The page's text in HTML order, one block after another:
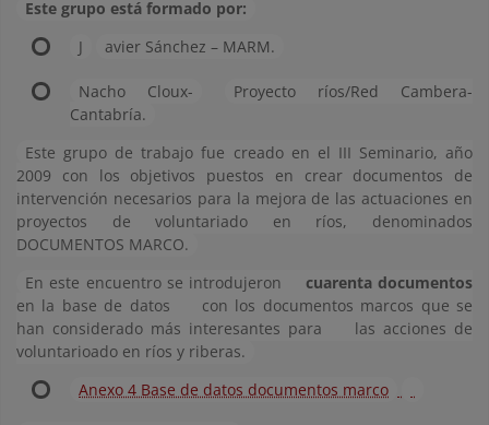
Este grupo está formado por:
J
avier Sánchez – MARM.
Nacho Cloux-
Proyecto ríos/Red Cambera-
Cantabría.
Este grupo de trabajo fue creado en el III Seminario, año
2009 con los objetivos puestos en crear documentos de
intervención necesarios para la mejora de las actuaciones en
proyectos de voluntariado en ríos, denominados
DOCUMENTOS MARCO.
En este encuentro se introdujeron
cuarenta documentos
en la base de datos
con los documentos marcos que se
han considerado más interesantes para
las acciones de
voluntarioado en ríos y riberas.
Anexo 4 Base de datos documentos marco